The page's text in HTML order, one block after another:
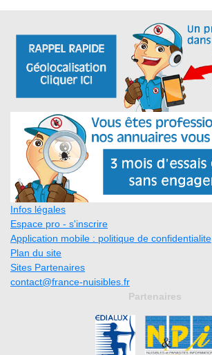
Infos légales
Espace pro - s'inscrire
Application mobile : politique de confidentialite
Plan du site
Sites Partenaires
contact@france-nuisibles.fr
Partenaires